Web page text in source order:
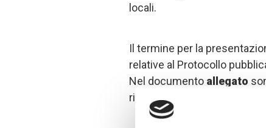
locali.
Il termine per la
relative al Protocollo
Nel documento allegato
ricevute nell’ambito di tale